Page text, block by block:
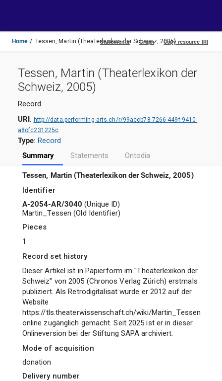
Home Tessen, Martin (Theaterlexikon der Schweiz, 2005)
Tessen, Martin (Theaterlexikon der
Schweiz, 2005)
Record
URI: http://data.performing-arts.ch/r/99accb78-7266-449f-9410-
a8cfc231225c
Type: Record
Summary Statements Ontodia
Tessen, Martin (Theaterlexikon der Schweiz, 2005)
Identifier
A-2054-AR/3040 (Unique ID)
Martin_Tessen (Old Identifier)
pieces
1
Record set history
Dieser Artikel ist in Papierform im "Theaterlexikon der
Schweiz" von 2005 (Chronos Verlag Zürich) erstmals
publiziert. Als Retrodigitalisat wurde er 2012 auf der
Website
https://tls.theaterwissenschaft.ch/wiki/Martin_Tessen
online zugänglich gemacht. Seit 2025 ist er in dieser
Onlineversion bei der Stiftung SAPA archiviert.
Mode of acquisition
donation
Delivery number